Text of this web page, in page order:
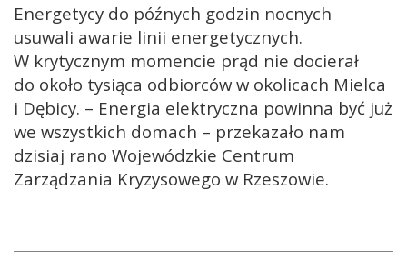
Energetycy do późnych godzin nocnych
usuwali awarie linii energetycznych.
W krytycznym momencie prąd nie docierał
do około tysiąca odbiorców w okolicach Mielca
i Dębicy. – Energia elektryczna powinna być już
we wszystkich domach – przekazało nam
dzisiaj rano Wojewódzkie Centrum
Zarządzania Kryzysowego w Rzeszowie.